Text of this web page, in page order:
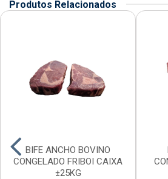
Produtos Relacionados
BIFE ANCHO BOVINO
CONGELADO FRIBOI CAIXA
±25KG